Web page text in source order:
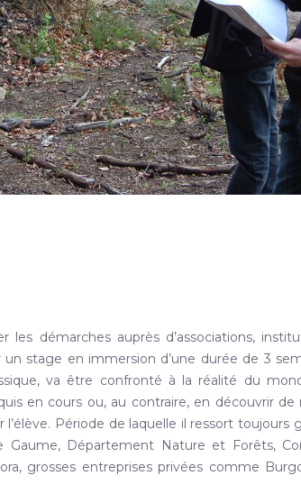
les démarches auprès d’associations,
stage en immersion d’une durée de 3
va être confronté à la réalité du
en cours ou, au contraire, en découvrir
Période de laquelle il ressort toujours
Département Nature et Forêts,
grosses entreprises privées comme